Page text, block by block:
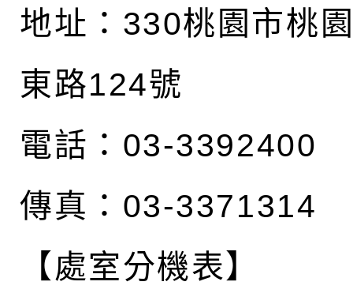
地址： 330桃園市桃
東路124號
電話：03-3392400
傳真：03-3371314
【處室分機表】